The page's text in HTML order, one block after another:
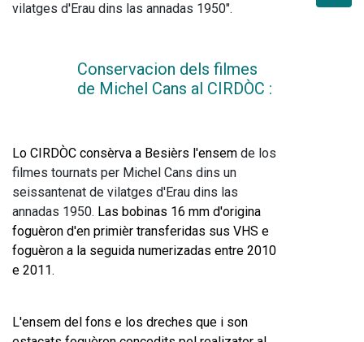
vilatges d'Erau dins las annadas 1950".
Conservacion dels filmes
de Michel Cans al CIRDÒC :
Lo CIRDÒC consèrva a Besièrs l'ensem de los
filmes tournats per Michel Cans dins un
seissantenat de vilatges d'Erau dins las
annadas 1950. Las bobinas 16 mm d'origina
foguèron d'en primièr transferidas sus VHS e
foguèron a la seguida numerizadas entre 2010
e 2011.
L'ensem del fons e los dreches que i son